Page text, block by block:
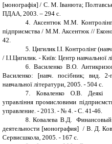
[монографія] / C. М. Іванюта;
ПДАА, 2003. – 294 с.
4. Аксентюк М.М.
підприємства / М.М. Аксентюк //
42.
5. Цигилик І.І. Контролінг
/ І.І.Цигилик. - Київ: Центр навчальної
6. Василенко В.О.
Василенко: [навч. посібник; вид.
навчальної літератури, 2005. - 504 с.
7. Коваленко О.В. Деякі
управління промисловими
управление. - 2013. - № 4. - С. 41-46.
8. Ковалева В.Д. Финансовый
деятельности [монография] / В. Д.
Сервисшкола, 2005. - 167 с.